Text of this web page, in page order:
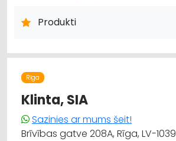
APDARES MATERIĀLI: VAIRUMTIRDZNIECĪBA
KRĀSAS, LAKAS, BŪVĶĪMIJA: TIRDZNIECĪBA
Produkti
Rīga
Klinta, SIA
Sazinies ar mums šeit!
Brīvības gatve 208A, Rīga, LV-1039